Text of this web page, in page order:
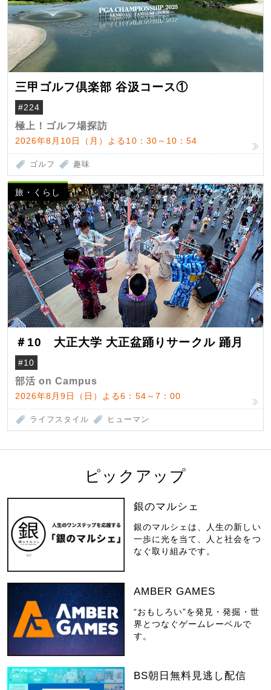
三甲ゴルフ倶楽部 谷汲コース①
#224
極上！ゴルフ場探訪
2026年8月10日（月）よる10：30～10：54
ゴルフ 趣味
旅・くらし
＃10 大正大学 大正盆踊りサークル 踊月
#10
部活 on Campus
2026年8月9日（日）よる6：54～7：00
ライフスタイル ヒューマン
ピックアップ
銀のマルシェ
銀のマルシェは、人生の新しい
一歩に光を当て、人と社会をつ
なぐ取り組みです。
AMBER GAMES
“おもしろい”を発見・発掘・世
界とつなぐゲームレーベルで
す。
BS朝日無料見逃し配信